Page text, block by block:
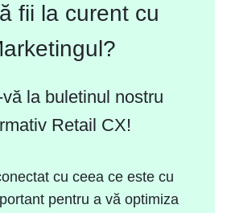
fii la curent cu
la buletinul nostru
Retail CX!
cu ceea ce este cu
pentru a vă optimiza